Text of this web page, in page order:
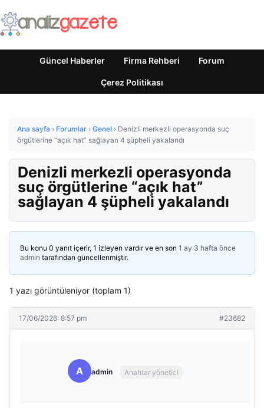
Güncel Haberler Firma Rehberi Forum
Çerez Politikası
Ana sayfa › Forumlar › Genel › Denizli merkezli operasyonda suç
örgütlerine “açık hat” sağlayan 4 şüpheli yakalandı
Denizli merkezli operasyonda
suç örgütlerine “açık hat”
sağlayan 4 şüpheli yakalandı
Bu konu 0 yanıt içerir, 1 izleyen vardır ve en son 1 ay 3 hafta önce
admin tarafından güncellenmiştir.
1 yazı görüntüleniyor (toplam 1)
17/06/2026: 8:57 pm #23682
A admin Anahtar yönetici